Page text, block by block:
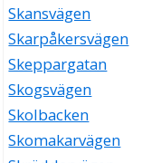
Skansvägen
Skarpåkersvägen
Skeppargatan
Skogsvägen
Skolbacken
Skomakarvägen